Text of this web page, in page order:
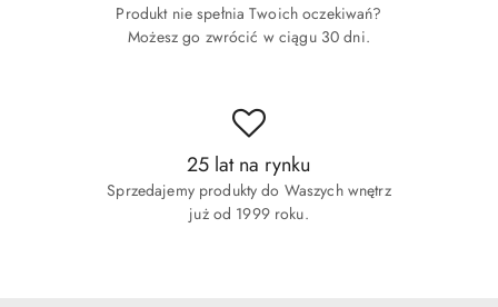
Produkt nie spełnia Twoich oczekiwań?
Możesz go zwrócić w ciągu 30 dni.
25 lat na rynku
Sprzedajemy produkty do Waszych wnętrz
już od 1999 roku.